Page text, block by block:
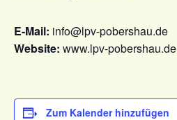
E-Mail: info@lpv-pobershau.de
Website: www.lpv-pobershau.de
Zum Kalender hinzufügen